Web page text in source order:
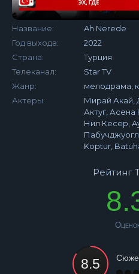
Название:
Ah Nerede
Год выхода:
2022
Страна:
Турция
Телеканал:
Star TV
Жанр:
мелодрама,
Актеры:
Мирай Акай,
Актуг, Асена
Нил Кесер,
Koptur,
Рейтинг